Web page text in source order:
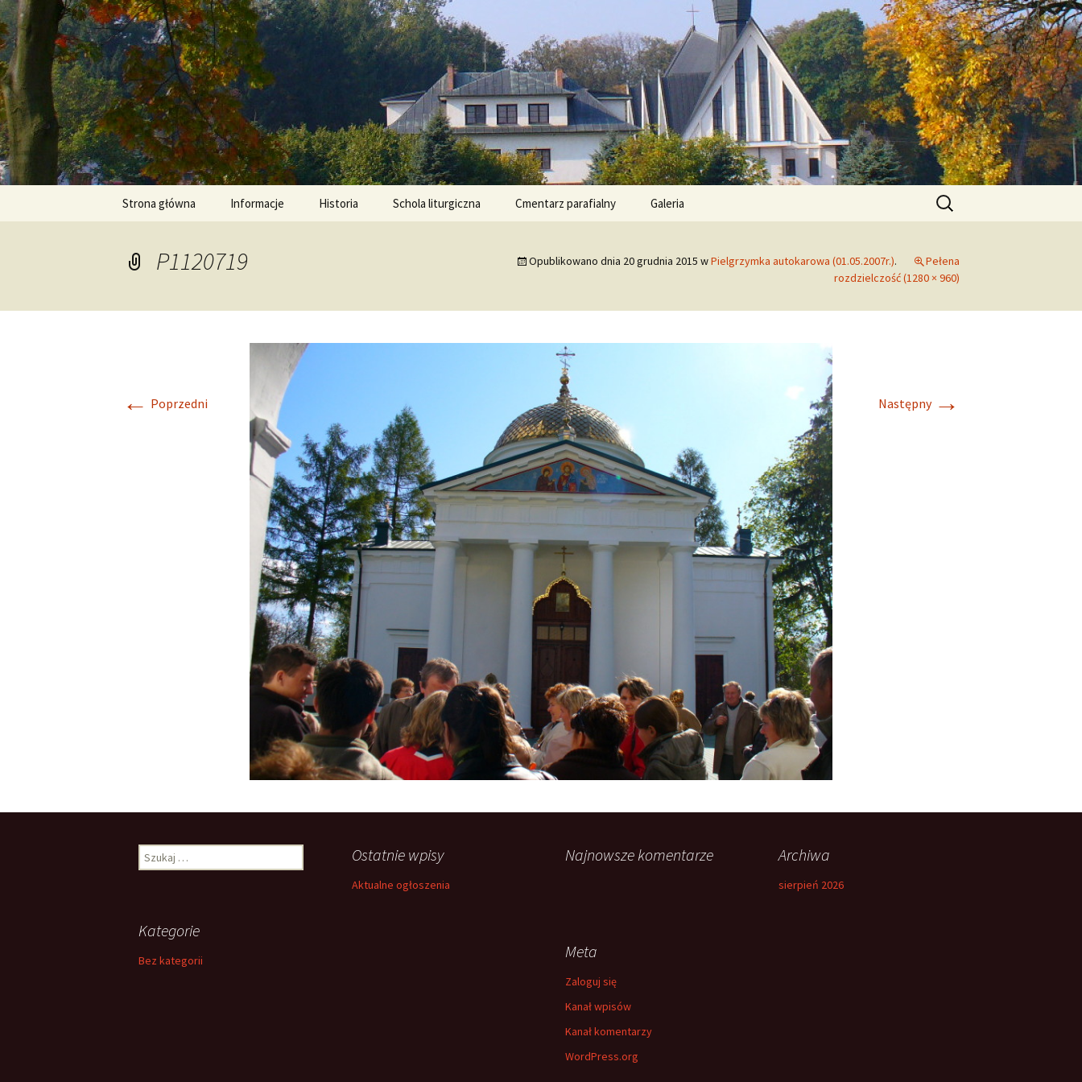
Przejdź
do
treści
Tomaszowice – Parafia Rzymskokatolicka
pw. Św. Apostołów Piotra i Pawła
Strona główna Informacje Historia Schola liturgiczna Cmentarz parafialny Galeria
Szukaj:
P1120719 Opublikowano dnia 20 grudnia 2015 wPielgrzymka autokarowa (01.05.2007r.).
Pełena
rozdzielczość (1280 × 960)
← Poprzedni Następny →
Szukaj: Ostatnie wpisy
Aktualne ogłoszenia
Najnowsze komentarze Archiwa
sierpień 2026
Kategorie
Bez kategorii Meta
Zaloguj się
Kanał wpisów
Kanał komentarzy
WordPress.org